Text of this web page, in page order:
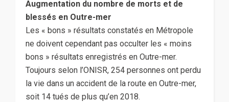
Augmentation du nombre de morts et de
blessés en Outre-mer
Les « bons » résultats constatés en Métropole
ne doivent cependant pas occulter les « moins
bons » résultats enregistrés en Outre-mer.
Toujours selon l’ONISR, 254 personnes ont perdu
la vie dans un accident de la route en Outre-mer,
soit 14 tués de plus qu’en 2018.